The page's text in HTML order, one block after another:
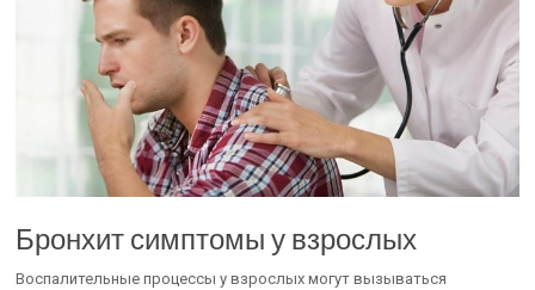
Бронхит симптомы у взрослых
Воспалительные процессы у взрослых могут вызываться